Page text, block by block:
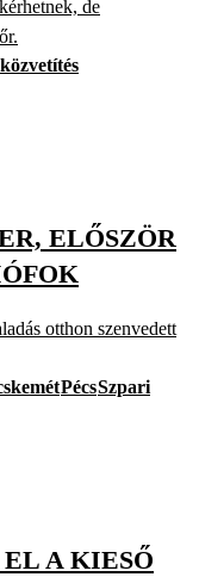
de
ELŐSZÖR
otthon szenvedett
PécsSzpari
A KIESŐ